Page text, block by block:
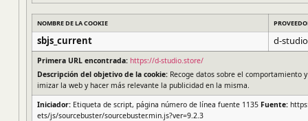
NOMBRE DE LA COOKIE
sbjs_current d-
Primera URL encontrada: https://d-studio.store/
Descripción del objetivo de la cookie: Recoge datos sobre el comportamiento
imizar la web y hacer más relevante la publicidad en la misma.
Iniciador: Etiqueta de script, página número de línea fuente 1135 Fuente:
ets/js/sourcebuster/sourcebuster.min.js?ver=9.2.3